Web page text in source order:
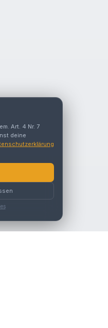
Art. 4 Nr. 7
deine